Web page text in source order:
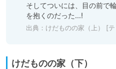
そしてついには、目の前で
出典： けだものの家（上） [ティーア
けだものの家（下）